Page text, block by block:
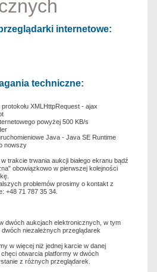
internetowe:
techniczne:
XMLHttpRequest - ajax
powyżej 500 KB/s
Java - Java SE Runtime
nowszy
trakcie trwania aukcji białego ekranu bądź
obowiązkowo w pierwszej kolejności
problemów prosimy o kontakt z
+48 71 787 35 34.
dwóch aukcjach elektronicznych, w tym
niezależnych przeglądarek
w więcej niż jednej karcie w danej
otwarcia platformy w dwóch
z różnych przeglądarek.